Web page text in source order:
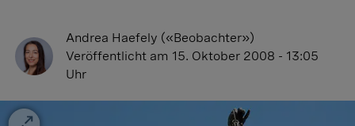
Andrea Haefely («Beobachter»)
Veröffentlicht am 15. Oktober 2008 - 13:05
Uhr